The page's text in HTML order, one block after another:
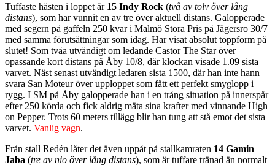
Tuffaste hästen i loppet är 15 Indy Rock (två av tolv över lång
distans), som har vunnit en av tre över aktuell distans. Galopperade
med segern på gaffeln 250 kvar i Malmö Stora Pris på Jägersro 30/7
med samma förutsättningar som idag. Har visat absolut toppform på
slutet! Som tvåa utvändigt om ledande Castor The Star över
opassande kort distans på Åby 10/8, där klockan visade 1.09 sista
varvet. Näst senast utvändigt ledaren sista 1500, där han inte hann
svara San Moteur över upploppet som fått ett perfekt smyglopp i
rygg. I SM på Åby galopperade han i en trång situation på innerspår
efter 250 körda och fick aldrig mäta sina krafter med vinnande High
on Pepper. Trots 60 meters tillägg blir han tung att stå emot det sista
varvet. Vanlig vagn.
Från stall Redén låter det även uppåt på stallkamraten 14 Gamin
Jaba (tre av nio över lång distans), som är tuffare tränad än normalt